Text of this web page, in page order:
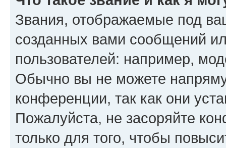
Звания, отображаемые под
созданных вами сообщений
пользователей: например,
Обычно вы не можете
конференции, так как они
Пожалуйста, не засоряйте
только для того, чтобы